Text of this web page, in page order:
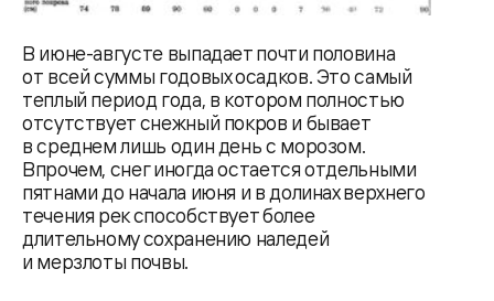
В июне-августе выпадает почти половина
от всей суммы годовых осадков. Это самый
теплый период года, в котором полностью
отсутствует снежный покров и бывает
в среднем лишь один день с морозом.
Впрочем, снег иногда остается отдельными
пятнами до начала июня и в долинах верхнего
течения рек способствует более
длительному сохранению наледей
и мерзлоты почвы.